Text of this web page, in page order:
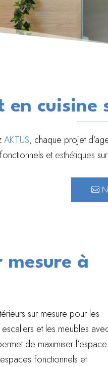
en cuisine
AKTUS, chaque projet
etesthétiques
mesure à
sur mesure pour les
et les meubles
de maximiser l’espace
fonctionnels et